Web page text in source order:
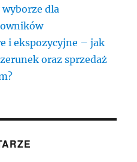
dla
i ekspozycyjne – jak
oraz sprzedaż